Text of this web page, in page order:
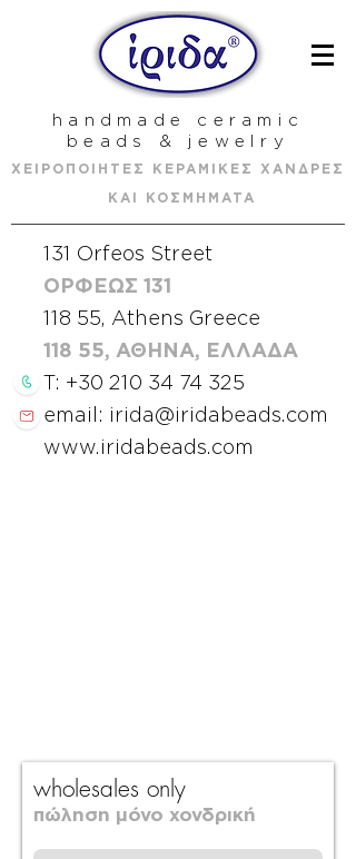
handmade ceramic
beads & jewelry
ΧΕΙΡΟΠΟΙΗΤΕΣ ΚΕΡΑΜΙΚΕΣ ΧΑΝΔΡΕΣ
ΚΑΙ ΚΟΣΜΗΜΑΤΑ
131 Orfeos Street
ΟΡΦΕΩΣ 131
118 55, Athens Greece
118 55, ΑΘΗΝΑ, ΕΛΛΑΔΑ
T: +30 210 34 74 325
email: irida@iridabeads.com
www.iridabeads.com
wholesales only
πώληση μόνο χονδρική